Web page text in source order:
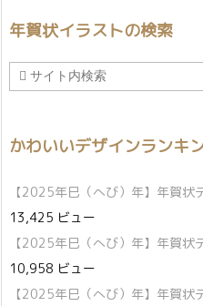
年賀状イラストの検索
かわいいデザインランキ
【2025年巳（へび）年】年賀状
13,425 ビュー
【2025年巳（へび）年】年賀状
10,958 ビュー
【2025年巳（へび）年】年賀状